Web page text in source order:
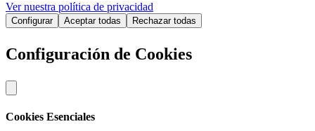
Ver nuestra política de privacidad
Configurar Aceptar todas Rechazar todas
Configuración de Cookies
Cookies Esenciales